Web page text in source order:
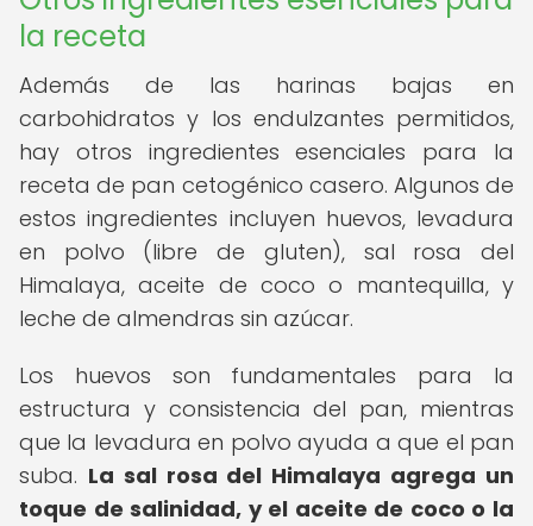
la receta
Además de las harinas bajas en
carbohidratos y los endulzantes permitidos,
hay otros ingredientes esenciales para la
receta de pan cetogénico casero. Algunos de
estos ingredientes incluyen huevos, levadura
en polvo (libre de gluten), sal rosa del
Himalaya, aceite de coco o mantequilla, y
leche de almendras sin azúcar.
Los huevos son fundamentales para la
estructura y consistencia del pan, mientras
que la levadura en polvo ayuda a que el pan
suba. La sal rosa del Himalaya agrega un
toque de salinidad, y el aceite de coco o la